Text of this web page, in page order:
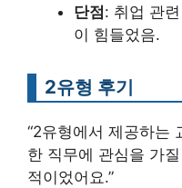
단점 : 취업 관
이 힘들었음.
2유형 후기
“2유형에서 제공하는
한 직무에 관심을 가
적이었어요.”